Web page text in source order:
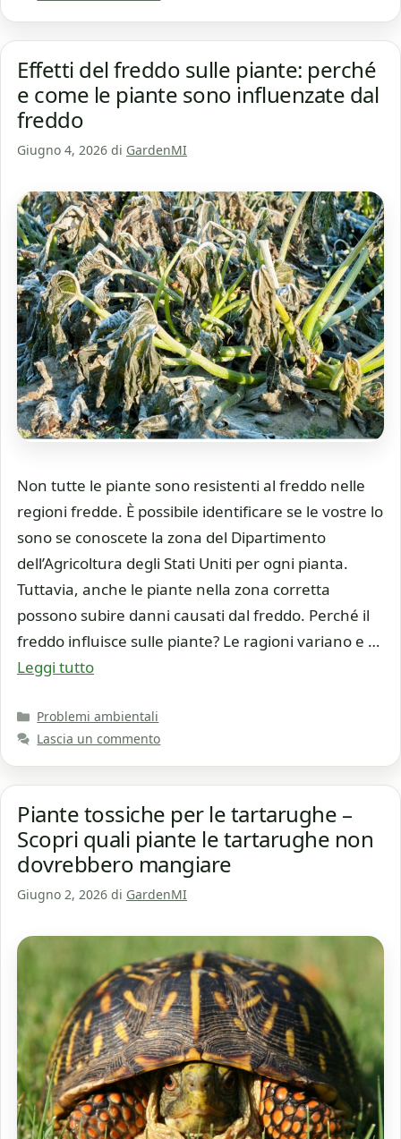
Effetti del freddo sulle piante: perché
e come le piante sono influenzate dal
freddo
Giugno 4, 2026 di GardenMI
Non tutte le piante sono resistenti al freddo nelle
regioni fredde. È possibile identificare se le vostre lo
sono se conoscete la zona del Dipartimento
dell’Agricoltura degli Stati Uniti per ogni pianta.
Tuttavia, anche le piante nella zona corretta
possono subire danni causati dal freddo. Perché il
freddo influisce sulle piante? Le ragioni variano e …
Leggi tutto
Categorie
Problemi ambientali
Lascia un commento
Piante tossiche per le tartarughe –
Scopri quali piante le tartarughe non
dovrebbero mangiare
Giugno 2, 2026 di GardenMI